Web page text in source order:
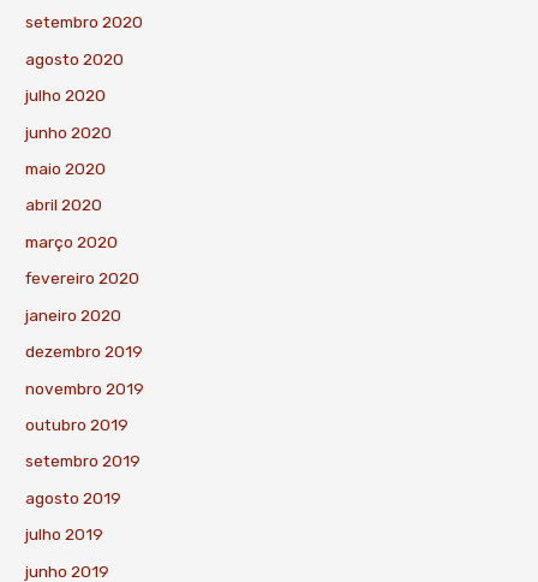
setembro 2020
agosto 2020
julho 2020
junho 2020
maio 2020
abril 2020
março 2020
fevereiro 2020
janeiro 2020
dezembro 2019
novembro 2019
outubro 2019
setembro 2019
agosto 2019
julho 2019
junho 2019